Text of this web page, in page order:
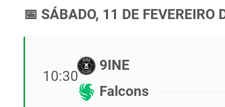
📅 SÁBADO, 11 DE FEVEREIRO
10:30
9INE
Falcons